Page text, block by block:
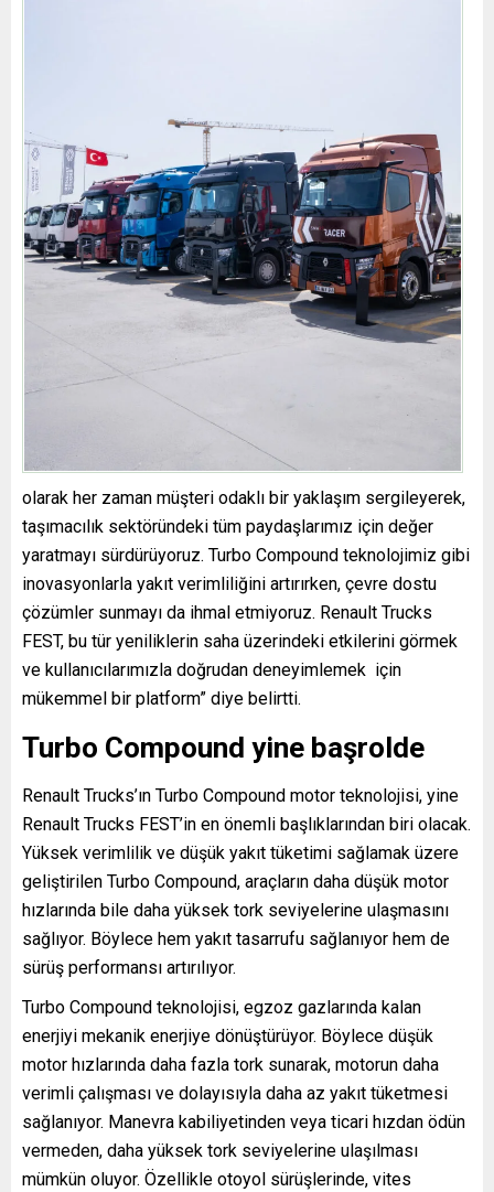
olarak her zaman müşteri odaklı bir yaklaşım sergileyerek,
taşımacılık sektöründeki tüm paydaşlarımız için değer
yaratmayı sürdürüyoruz. Turbo Compound teknolojimiz gibi
inovasyonlarla yakıt verimliliğini artırırken, çevre dostu
çözümler sunmayı da ihmal etmiyoruz. Renault Trucks
FEST, bu tür yeniliklerin saha üzerindeki etkilerini görmek
ve kullanıcılarımızla doğrudan deneyimlemek için
mükemmel bir platform” diye belirtti.
Turbo Compound yine başrolde
Renault Trucks’ın Turbo Compound motor teknolojisi, yine
Renault Trucks FEST’in en önemli başlıklarından biri olacak.
Yüksek verimlilik ve düşük yakıt tüketimi sağlamak üzere
geliştirilen Turbo Compound, araçların daha düşük motor
hızlarında bile daha yüksek tork seviyelerine ulaşmasını
sağlıyor. Böylece hem yakıt tasarrufu sağlanıyor hem de
sürüş performansı artırılıyor.
Turbo Compound teknolojisi, egzoz gazlarında kalan
enerjiyi mekanik enerjiye dönüştürüyor. Böylece düşük
motor hızlarında daha fazla tork sunarak, motorun daha
verimli çalışması ve dolayısıyla daha az yakıt tüketmesi
sağlanıyor. Manevra kabiliyetinden veya ticari hızdan ödün
vermeden, daha yüksek tork seviyelerine ulaşılması
mümkün oluyor. Özellikle otoyol sürüşlerinde, vites